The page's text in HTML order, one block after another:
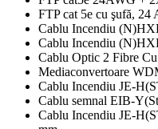
FTP cat 5e cu şufă, 24
Cablu Incendiu
Cablu Incendiu
Cablu Optic 2 Fibre Cu
Mediaconvertoare
Cablu Incendiu JE-
Cablu semnal EIB-
Cablu Incendiu JE-